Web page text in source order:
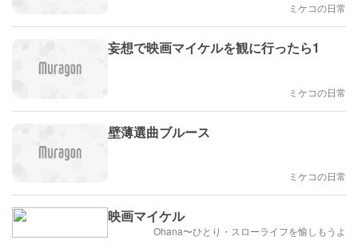
ミケコの日常
妄想で映画マイケルを観に行ったら1
ミケコの日常
壁薄選曲ブルース
ミケコの日常
映画マイケル
Ohana〜ひとり・スローライフを愉しもうよ